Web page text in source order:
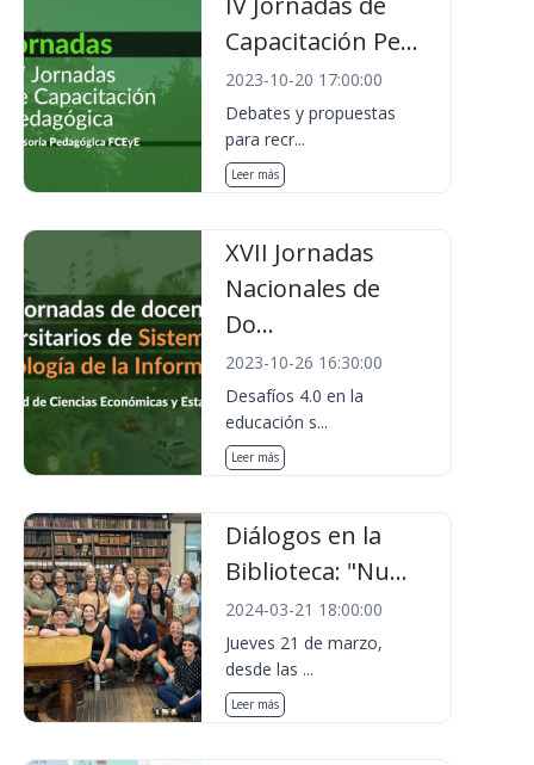
Capacitación Pe...
2023-10-20 17:00:00
Debates y propuestas
para recr...
Leer más
XVII Jornadas
Nacionales de
Do...
2023-10-26 16:30:00
Desafíos 4.0 en la
educación s...
Leer más
Diálogos en la
Biblioteca: "Nu...
2024-03-21 18:00:00
Jueves 21 de marzo,
desde las ...
Leer más